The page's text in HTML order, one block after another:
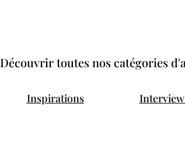
Découvrir toutes nos catégories
Inspirations